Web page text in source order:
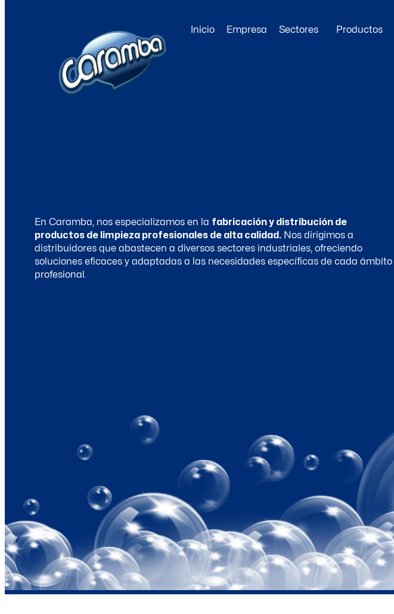
Inicio Empresa Sectores Productos
En Caramba, nos especializamos en la fabricación y distribución de
productos de limpieza profesionales de alta calidad. Nos dirigimos a
distribuidores que abastecen a diversos sectores industriales, ofreciendo
soluciones eficaces y adaptadas a las necesidades específicas de cada ámbito
profesional.